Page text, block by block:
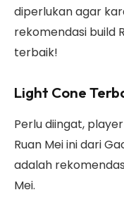
diperlukan agar
rekomendasi build
terbaik!
Light Cone
Perlu diingat,
Ruan Mei ini dari
adalah
Mei.